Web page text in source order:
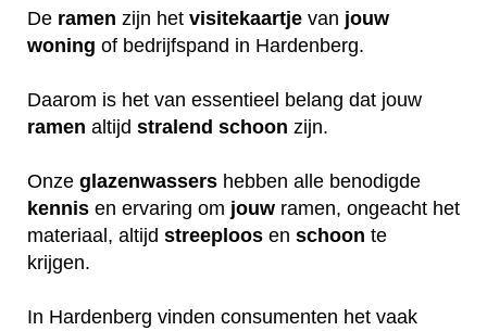
De ramen zijn het visitekaartje van jouw
woning of bedrijfspand in Hardenberg.
Daarom is het van essentieel belang dat jouw
ramen altijd stralend schoon zijn.
Onze glazenwassers hebben alle benodigde
kennis en ervaring om jouw ramen, ongeacht het
materiaal, altijd streeploos en schoon te
krijgen.
In Hardenberg vinden consumenten het vaak